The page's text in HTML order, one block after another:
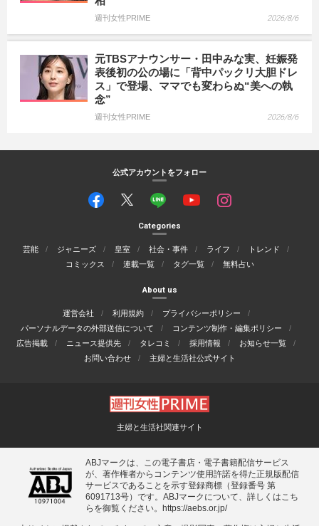
週刊女性PRIME 2026/8/6
元TBSアナウンサー・田中みな実、妊娠発
表後初の公の場に「背中パックリ大胆ドレ
ス」で登場、ママでも変わらぬ“美への執
念”
週刊女性PRIME 2026/8/6
公式アカウントをフォロー
Categories
芸能 ジャニーズ 皇室 社会・事件 ライフ
トレンド
コミックス
連載一覧 タグ一覧 無料占い
About us
運営会社 利用規約
プライバシーポリシー
パーソナルデータの外部送信について
コンテンツ制作・編集ポリシー
広告掲載
ニュース提供先 タレコミ 採用情報
お知らせ一覧
お問い合わせ
主婦と生活社公式サイト
主婦と生活社関連サイト
ABJマークは、この電子書店・電子書籍配信サービス
が、著作権者からコンテンツ使用許諾を得た正規版配信
サービスであることを示す登録商標（登録番号 第
6091713号）です。ABJマークについて、詳しくはこち
らを御覧ください。
https://aebs.or.jp/